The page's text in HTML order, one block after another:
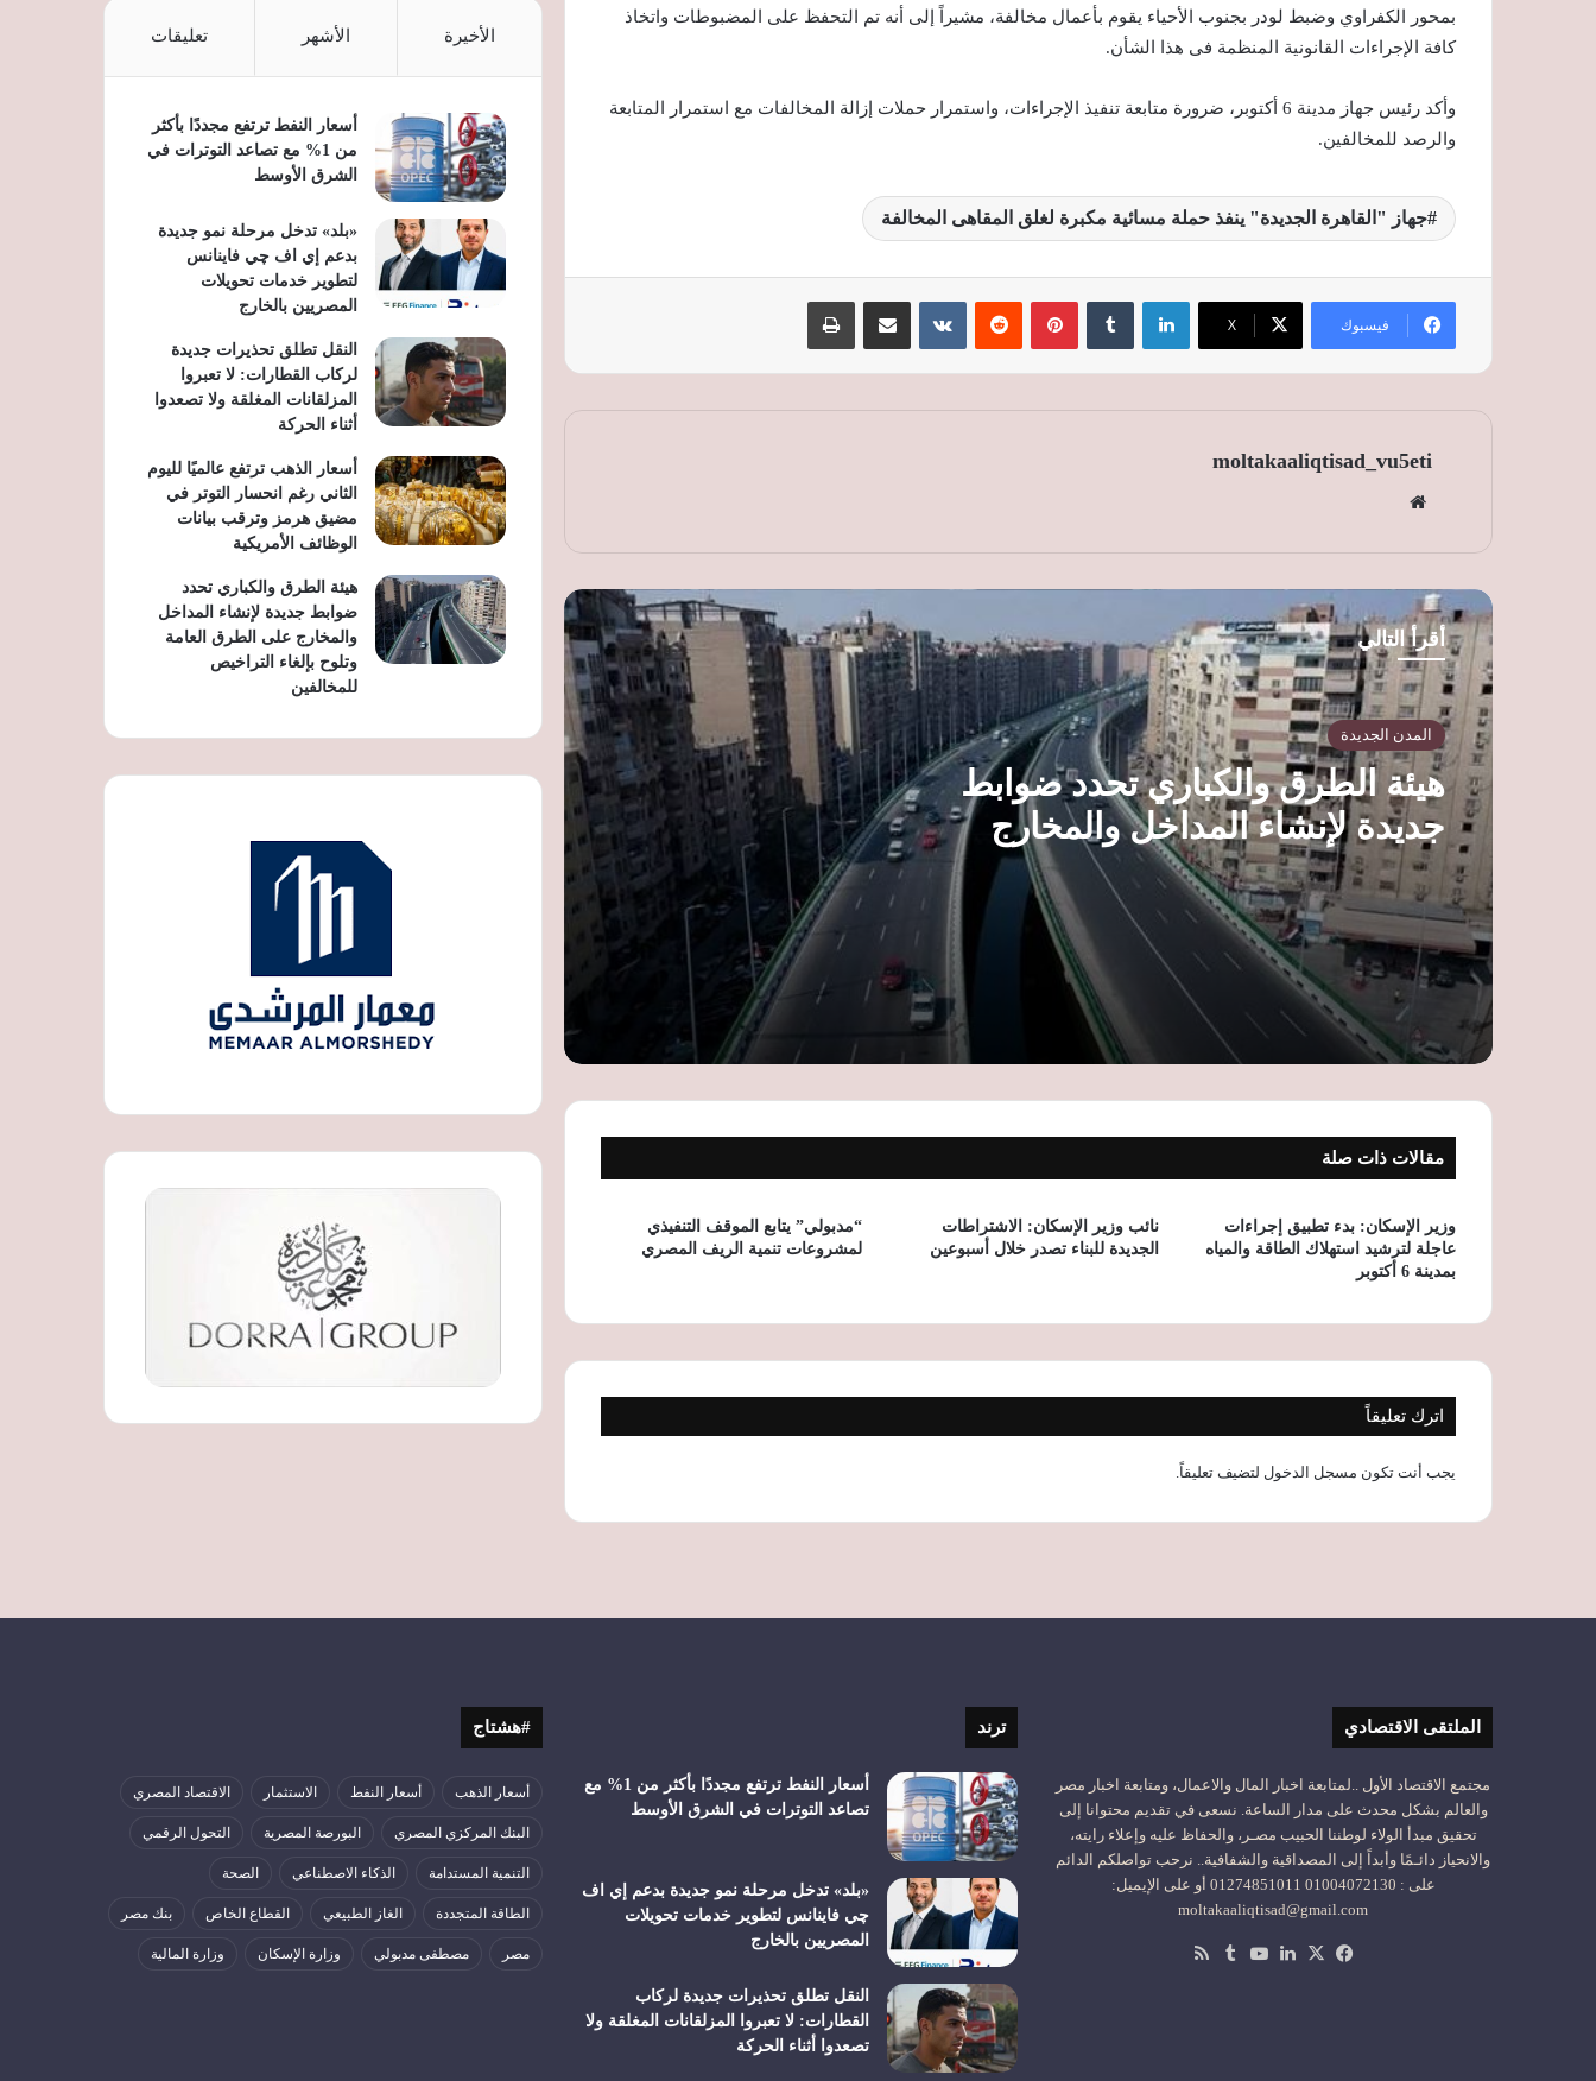
بمحور الكفراوي وضبط لودر بجنوب الأحياء يقوم بأعمال مخالفة، مشيراً إلى أنه تم التحفظ على المضبوطات واتخاذ
كافة الإجراءات القانونية المنظمة فى هذا الشأن.
وأكد رئيس جهاز مدينة 6 أكتوبر، ضرورة متابعة تنفيذ الإجراءات، واستمرار حملات إزالة المخالفات مع استمرار المتابعة
والرصد للمخالفين.
جهاز "القاهرة الجديدة" ينفذ حملة مسائية مكبرة لغلق المقاهى المخالفة
فيسبوك ‫X
لينكدإن بينتيريست
moltakaaliqtisad_vu5eti
الوي
ب
أقرأ التالي
المدن الجديدة
هيئة الطرق والكباري تحدد ضوابط
جديدة لإنشاء المداخل والمخارج
على الطرق العامة وتلوح بإلغاء
التراخيص للمخالفين
هيئة الطرق والكباري تحدد ضوابط جديدة
لإنشاء المداخل والمخارج على الطرق العامة
وتلوح بإلغاء التراخيص للمخالفين
الإسكان الاجتماعي: تسليم 5762 وحدة
سكنية للمستفيدين في جنوب سيناء والتوسع
بمشروعات جديدة
الإسكان تقترب من إقرار تعديلات تنظيم
اتحاد الشاغلين.. توجيهات بتيسير الإجراءات
وتعزيز صيانة العقارات
هيئة الطرق والكباري توضح ضوابط إصدار
تراخيص البناء على الطرق العامة ومسافات
الارتداد
«عامر جروب» تطلق Egypt Boat Club من
بورتو مارينا لدعم سياحة اليخوت في مصر
الإسكان تعلن شروط التقديم على 5 آلاف
بـ17 مدينة جديدة
مقالات ذات صلة
وزير الإسكان: بدء تطبيق إجراءات
عاجلة لترشيد استهلاك الطاقة والمياه
بمدينة 6 أكتوبر
نائب وزير الإسكان: الاشتراطات
الجديدة للبناء تصدر خلال أسبوعين
“مدبولي” يتابع الموقف التنفيذي
لمشروعات تنمية الريف المصري
اترك تعليقاً
يجب أنت تكون مسجل الدخول لتضيف تعليقاً.
الأخيرة الأشهر تعليقات
أسعار النفط ترتفع مجددًا بأكثر
من 1% مع تصاعد التوترات في
الشرق الأوسط
«بلد» تدخل مرحلة نمو جديدة
بدعم إي اف چي فاينانس
لتطوير خدمات تحويلات
المصريين بالخارج
النقل تطلق تحذيرات جديدة
لركاب القطارات: لا تعبروا
المزلقانات المغلقة ولا تصعدوا
أثناء الحركة
أسعار الذهب ترتفع عالميًا لليوم
الثاني رغم انحسار التوتر في
مضيق هرمز وترقب بيانات
الوظائف الأمريكية
هيئة الطرق والكباري تحدد
ضوابط جديدة لإنشاء المداخل
والمخارج على الطرق العامة
وتلوح بإلغاء التراخيص
للمخالفين
الملتقى الاقتصادي
مجتمع الاقتصاد الأول ..لمتابعة اخبار المال والاعمال، ومتابعة اخبار مصر
والعالم بشكل محدث على مدار الساعة. نسعى في تقديم محتوانا إلى
تحقيق مبدأ الولاء لوطننا الحبيب مصـر، والحفاظ عليه وإعلاء رايته،
والانحياز دائـمًا وأبداً إلى المصداقية والشفافية.. نرحب تواصلكم الدائم
على : 01004072130 01274851011 أو على الإيميل:
moltakaaliqtisad@gmail.com
فيسبوك
‫X لينكدإن‫YouTube
ترند
أسعار النفط ترتفع مجددًا بأكثر من 1% مع
تصاعد التوترات في الشرق الأوسط
«بلد» تدخل مرحلة نمو جديدة بدعم إي اف
چي فاينانس لتطوير خدمات تحويلات
المصريين بالخارج
النقل تطلق تحذيرات جديدة لركاب
القطارات: لا تعبروا المزلقانات المغلقة ولا
تصعدوا أثناء الحركة
#هشتاج
أسعار الذهب أسعار النفط الاستثمار الاقتصاد المصري
البنك المركزي المصري البورصة المصرية التحول الرقمي
التنمية المستدامة الذكاء الاصطناعي الصحة
الطاقة المتجددة الغاز الطبيعي القطاع الخاص بنك مصر
مصر مصطفى مدبولي وزارة الإسكان وزارة المالية